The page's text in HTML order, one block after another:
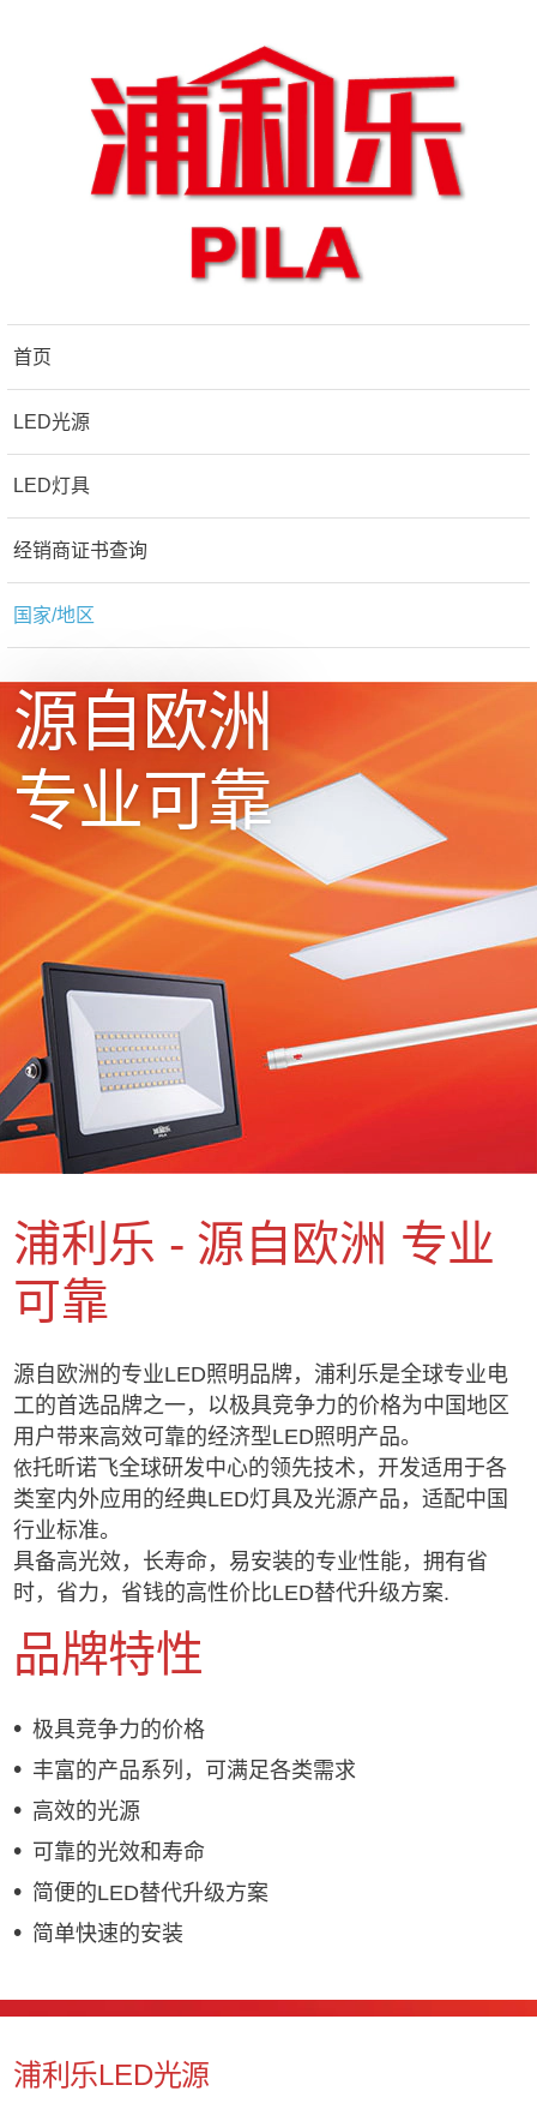
首页
LED光源
LED灯具
经销商证书查询
国家/地区
源自欧洲
专业可靠
浦利乐 - 源自欧洲 专业
可靠
源自欧洲的专业LED照明品牌，浦利乐是全球专业电
工的首选品牌之一，以极具竞争力的价格为中国地区
用户带来高效可靠的经济型LED照明产品。
依托昕诺飞全球研发中心的领先技术，开发适用于各
类室内外应用的经典LED灯具及光源产品，适配中国
行业标准。
具备高光效，长寿命，易安装的专业性能，拥有省
时，省力，省钱的高性价比LED替代升级方案.
品牌特性
极具竞争力的价格
丰富的产品系列，可满足各类需求
高效的光源
可靠的光效和寿命
简便的LED替代升级方案
简单快速的安装
浦利乐LED光源